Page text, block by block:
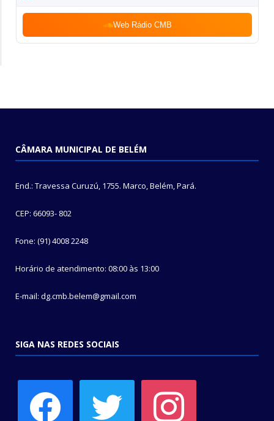
Web Rádio CMB
CÂMARA MUNICIPAL DE BELÉM
End.: Travessa Curuzú, 1755. Marco, Belém, Pará.
CEP: 66093- 802
Fone: (91) 4008 2248
Horário de atendimento: 08:00 às 13:00
E-mail: dg.cmb.belem@gmail.com
SIGA NAS REDES SOCIAIS